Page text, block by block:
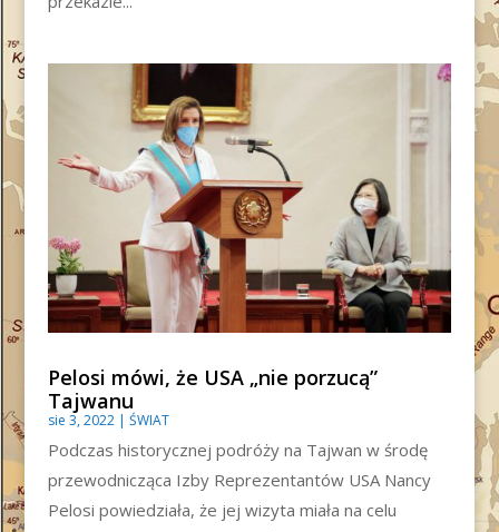
Pelosi mówi, że USA „nie porzucą”
Tajwanu
sie 3, 2022| ŚWIAT
Podczas historycznej podróży na Tajwan w środę
przewodnicząca Izby Reprezentantów USA Nancy
Pelosi powiedziała, że ​​jej wizyta miała na celu